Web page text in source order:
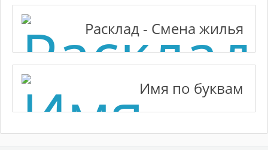
Расклад - Смена жилья
Имя по буквам